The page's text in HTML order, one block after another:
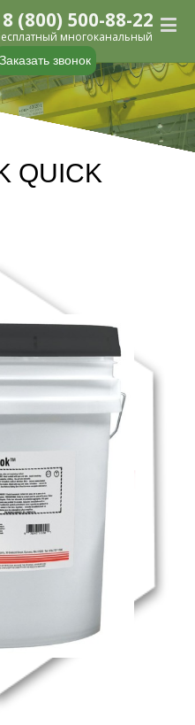
Заказать звонок
8 (800) 500-88-22
многоканальный
QUICK